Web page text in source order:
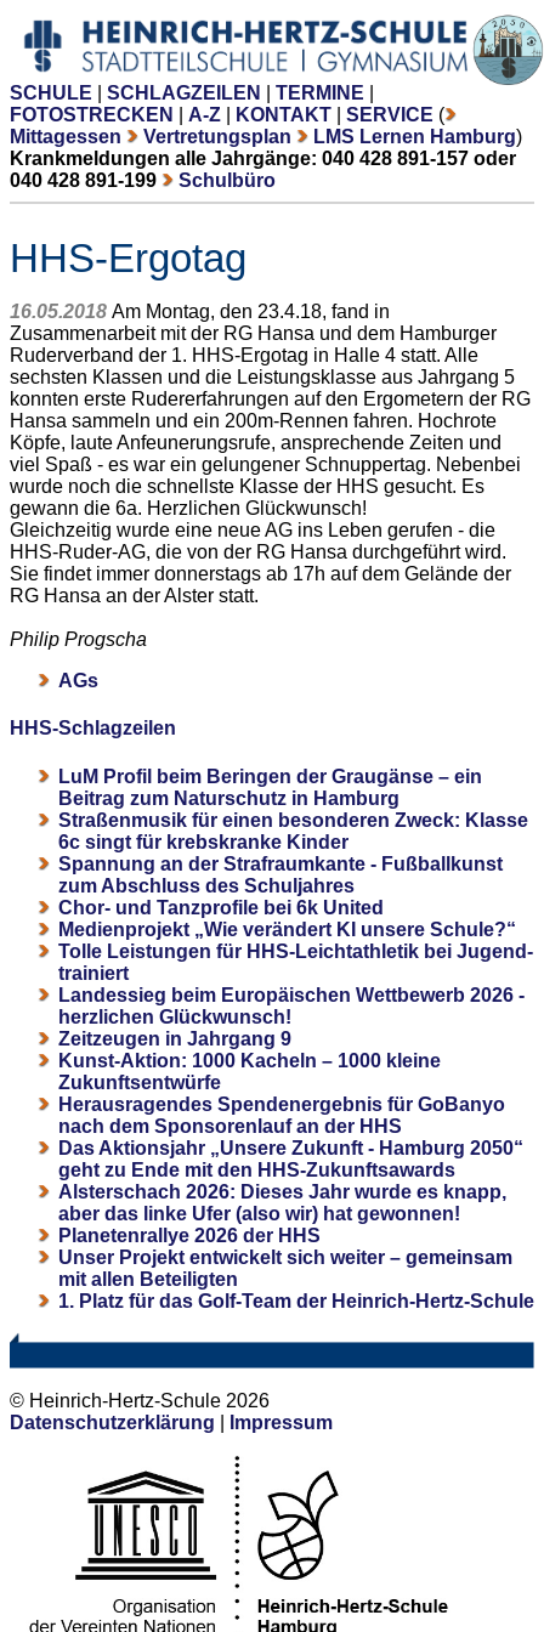
SCHULE SCHLAGZEILEN TERMINE
FOTOSTRECKEN
A-Z KONTAKT SERVICE (
Mittagessen
Vertretungsplan LMS Lernen Hamburg)
Krankmeldungen alle Jahrgänge: 040 428 891-157 oder
040 428 891-199
Schulbüro
HHS-Ergotag
16.05.2018 Am Montag, den 23.4.18, fand in
Zusammenarbeit mit der RG Hansa und dem Hamburger
Ruderverband der 1. HHS-Ergotag in Halle 4 statt. Alle
sechsten Klassen und die Leistungsklasse aus Jahrgang 5
konnten erste Rudererfahrungen auf den Ergometern der RG
Hansa sammeln und ein 200m-Rennen fahren. Hochrote
Köpfe, laute Anfeunerungsrufe, ansprechende Zeiten und
viel Spaß - es war ein gelungener Schnuppertag. Nebenbei
wurde noch die schnellste Klasse der HHS gesucht. Es
gewann die 6a. Herzlichen Glückwunsch!
Gleichzeitig wurde eine neue AG ins Leben gerufen - die
HHS-Ruder-AG, die von der RG Hansa durchgeführt wird.
Sie findet immer donnerstags ab 17h auf dem Gelände der
RG Hansa an der Alster statt.
Philip Progscha
AGs
HHS-Schlagzeilen
LuM Profil beim Beringen der Graugänse – ein
Beitrag zum Naturschutz in Hamburg
Straßenmusik für einen besonderen Zweck: Klasse
6c singt für krebskranke Kinder
Spannung an der Strafraumkante - Fußballkunst
zum Abschluss des Schuljahres
Chor- und Tanzprofile bei 6k United
Medienprojekt „Wie verändert KI unsere Schule?“
Tolle Leistungen für HHS-Leichtathletik bei Jugend-
trainiert
Landessieg beim Europäischen Wettbewerb 2026 -
herzlichen Glückwunsch!
Zeitzeugen in Jahrgang 9
Kunst-Aktion: 1000 Kacheln – 1000 kleine
Zukunftsentwürfe
Herausragendes Spendenergebnis für GoBanyo
nach dem Sponsorenlauf an der HHS
Das Aktionsjahr „Unsere Zukunft - Hamburg 2050“
geht zu Ende mit den HHS-Zukunftsawards
Alsterschach 2026: Dieses Jahr wurde es knapp,
aber das linke Ufer (also wir) hat gewonnen!
Planetenrallye 2026 der HHS
Unser Projekt entwickelt sich weiter – gemeinsam
mit allen Beteiligten
1. Platz für das Golf-Team der Heinrich-Hertz-Schule
© Heinrich-Hertz-Schule 2026
Datenschutzerklärung
Impressum